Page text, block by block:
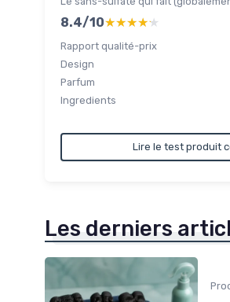
8.4/10★★★★★
★★★★★
Rapport qualité-prix
Design
Parfum
Ingredients
Lire le test produit
Les derniers